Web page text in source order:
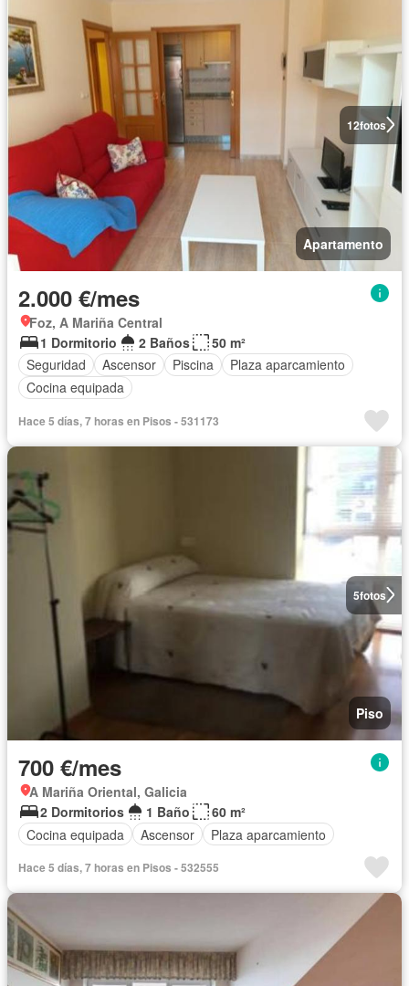
12fotos
Apartamento
2.000 €/mes
Foz, A Mariña Central
1 Dormitorio
2 Baños
50 m²
Seguridad
Ascensor Piscina
Plaza aparcamiento
Cocina equipada
Hace 5 días, 7 horas en Pisos - 531173
5fotos
Piso
700 €/mes
A Mariña Oriental, Galicia
2 Dormitorios
1 Baño
60 m²
Cocina equipada
Ascensor Plaza aparcamiento
Hace 5 días, 7 horas en Pisos - 532555